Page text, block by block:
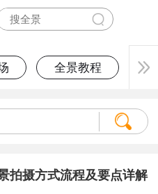
全景教程
拍摄方式流程及要点详解